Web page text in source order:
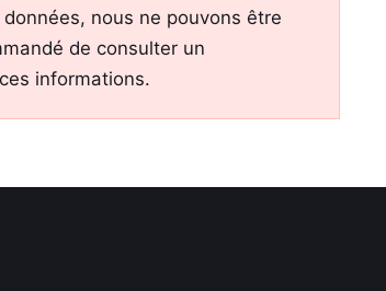
nous ne pouvons être
de consulter un
informations.